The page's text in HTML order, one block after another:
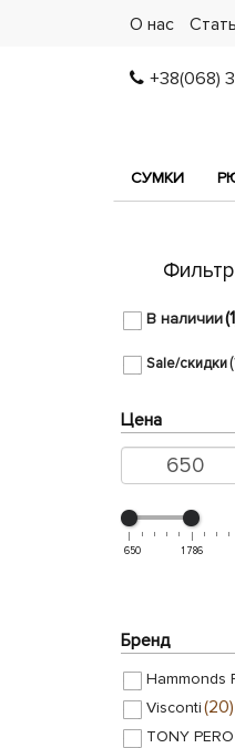
О нас
+38(068)
СУМКИ
В наличии
Sale/скидки
Цена
650 1 786
Бренд
Hammonds
Visconti(20)
TONY